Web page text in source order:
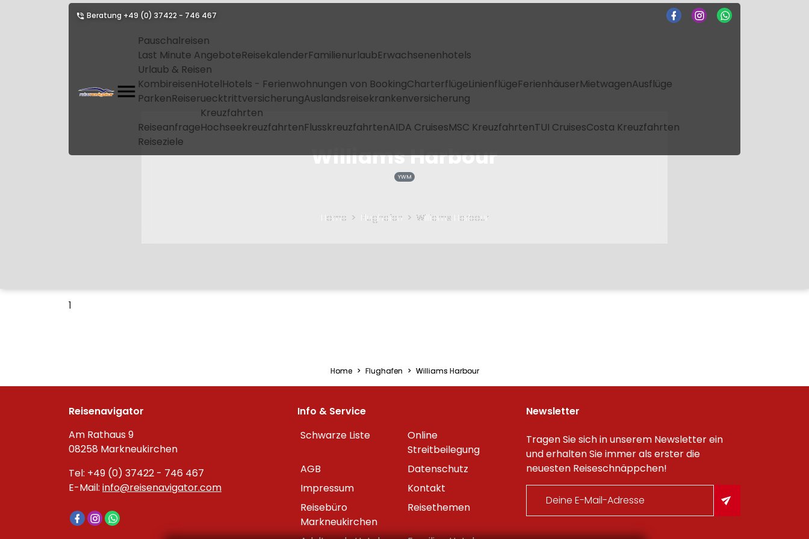
Beratung +49 (0) 37422 - 746 467
Pauschalreisen
Last Minute AngeboteReisekalenderFamilienurlaubErwachsenenhotels
Urlaub & Reisen
KombireisenHotelHotels - Ferienwohnungen von BookingCharterflügeLinienflügeFerienhäuserMietwagenAusflüge
ParkenReiseruecktrittversicherungAuslandsreisekrankenversicherung
Reiseanfrage
Kreuzfahrten
HochseekreuzfahrtenFlusskreuzfahrtenAIDA CruisesMSC KreuzfahrtenTUI CruisesCosta Kreuzfahrten
Reiseziele
Williams Harbour
YWM
Home Flughafen Williams Harbour
1
Home Flughafen Williams Harbour
Reisenavigator
Am Rathaus 9
08258 Markneukirchen
Tel: +49 (0) 37422 - 746 467
E-Mail: info@reisenavigator.com
Info & Service
Schwarze Liste
Online
Streitbeilegung
AGB
Datenschutz
Impressum
Kontakt
Reisebüro
Markneukirchen
Reisethemen
Newsletter
Tragen Sie sich in unserem Newsletter ein
und erhalten Sie immer als erster die
neuesten Reiseschnäppchen!